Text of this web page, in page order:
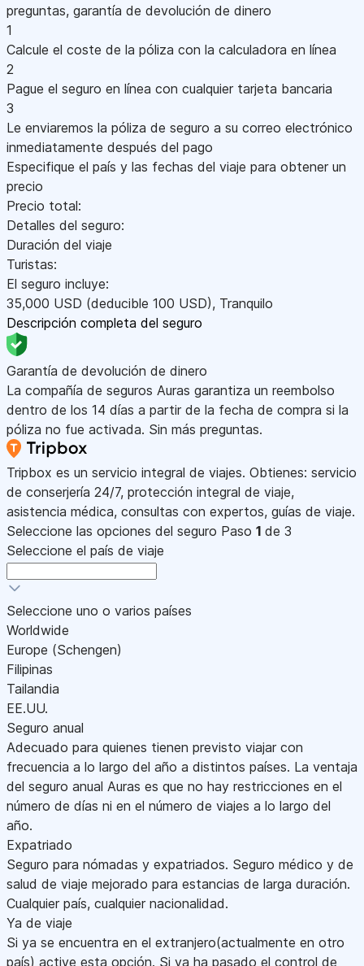
preguntas, garantía de devolución de dinero
1
Calcule el coste de la póliza con la calculadora en línea
2
Pague el seguro en línea con cualquier tarjeta bancaria
3
Le enviaremos la póliza de seguro a su correo electrónico
inmediatamente después del pago
Especifique el país y las fechas del viaje para obtener un
precio
Precio total:
Detalles del seguro:
Duración del viaje
Turistas:
El seguro incluye:
35,000 USD (deducible 100 USD), Tranquilo
Descripción completa del seguro
Garantía de devolución de dinero
La compañía de seguros Auras garantiza un reembolso
dentro de los 14 días a partir de la fecha de compra si la
póliza no fue activada. Sin más preguntas.
Tripbox es un servicio integral de viajes. Obtienes: servicio
de conserjería 24/7, protección integral de viaje,
asistencia médica, consultas con expertos, guías de viaje.
Seleccione las opciones del seguro Paso 1 de 3
Seleccione el país de viaje
Seleccione uno o varios países
Worldwide
Europe (Schengen)
Filipinas
Tailandia
EE.UU.
Seguro anual
Adecuado para quienes tienen previsto viajar con
frecuencia a lo largo del año a distintos países. La ventaja
del seguro anual Auras es que no hay restricciones en el
número de días ni en el número de viajes a lo largo del
año.
Expatriado
Seguro para nómadas y expatriados. Seguro médico y de
salud de viaje mejorado para estancias de larga duración.
Cualquier país, cualquier nacionalidad.
Ya de viaje
Si ya se encuentra en el extranjero(actualmente en otro
país) active esta opción. Si ya ha pasado el control de